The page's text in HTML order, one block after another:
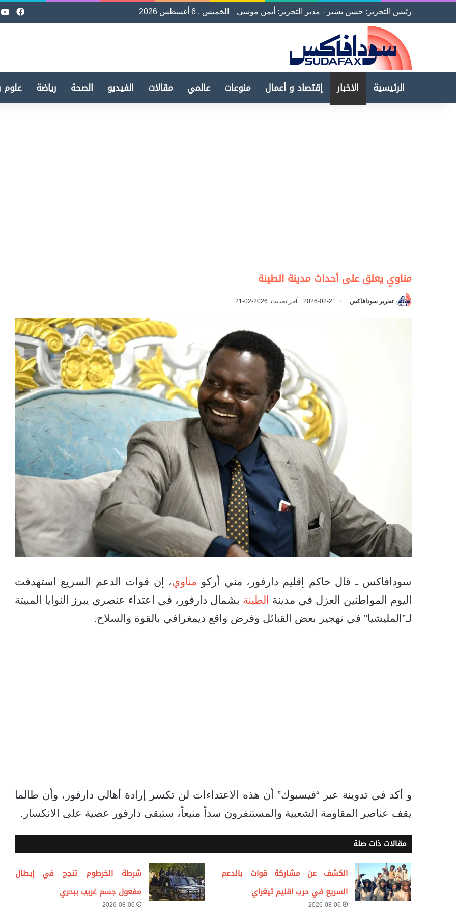
رئيس التحرير: حسن بشير - مدير التحرير: أيمن موسى الخميس , 6 أغسطس 2026
الرئيسية الاخبار إقتصاد و أعمال منوعات عالمي مقالات الفيديو الصحة رياضة علوم
مناوي يعلق على أحداث مدينة الطينة
تحرير سودافاكس 2026-02-21 آخر تحديث: 2026-02-21
سودافاكس ـ قال حاكم إقليم دارفور، مني أركو مناوي، إن قوات الدعم السريع استهدفت
اليوم المواطنين العزل في مدينة
الطينة بشمال دارفور، في اعتداء عنصري يبرز النوايا المبيتة
لـ”المليشيا” في تهجير بعض القبائل وفرض واقع ديمغرافي بالقوة والسلاح.
و أكد في تدوينة عبر “فيسبوك” أن هذه الاعتداءات لن تكسر إرادة أهالي دارفور، وأن طالما
يقف عناصر المقاومة الشعبية والمستنفرون سداً منيعاً، ستبقى دارفور عصية على الانكسار.
مقالات ذات صلة
الكشف عن مشاركة قوات بالدعم
السريع في حرب اقليم تيغراي
2026-08-06
شرطة الخرطوم تنجح في إبطال
مفعول جسم غريب ببحري
2026-08-06